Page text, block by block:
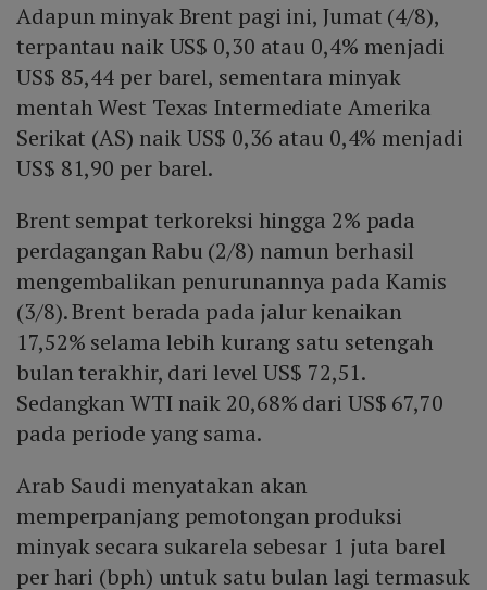
Adapun minyak Brent pagi ini, Jumat (4/8),
terpantau naik US$ 0,30 atau 0,4% menjadi
US$ 85,44 per barel, sementara minyak
mentah West Texas Intermediate Amerika
Serikat (AS) naik US$ 0,36 atau 0,4% menjadi
US$ 81,90 per barel.
Brent sempat terkoreksi hingga 2% pada
perdagangan Rabu (2/8) namun berhasil
mengembalikan penurunannya pada Kamis
(3/8). Brent berada pada jalur kenaikan
17,52% selama lebih kurang satu setengah
bulan terakhir, dari level US$ 72,51.
Sedangkan WTI naik 20,68% dari US$ 67,70
pada periode yang sama.
Arab Saudi menyatakan akan
memperpanjang pemotongan produksi
minyak secara sukarela sebesar 1 juta barel
per hari (bph) untuk satu bulan lagi termasuk